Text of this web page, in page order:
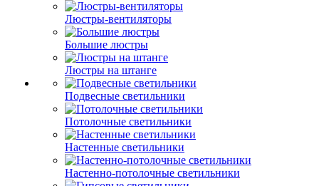
Люстры-вентиляторы
Большие люстры
Люстры на штанге
Подвесные светильники
Потолочные светильники
Настенные светильники
Настенно-потолочные светильники